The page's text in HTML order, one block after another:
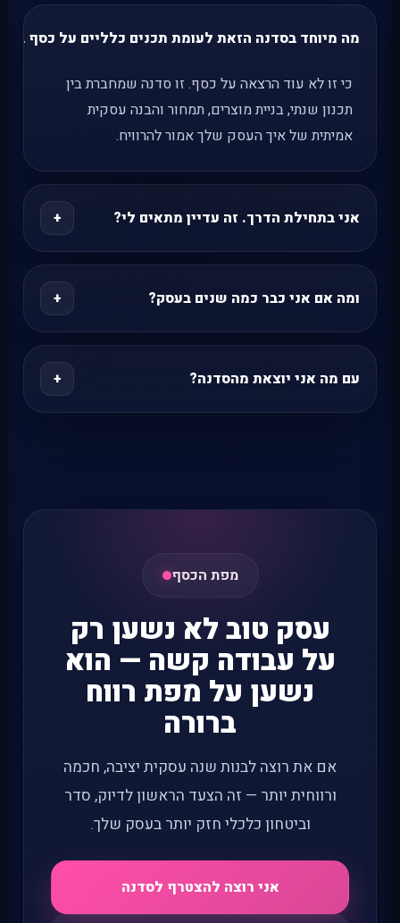
מה מיוחד בסדנה הזאת לעומת תכנים כלליים על כסף
כי זו לא עוד הרצאה על כסף. זו סדנה שמחברת בין
תכנון שנתי, בניית מוצרים, תמחור והבנה עסקית
אמיתית של איך העסק שלך אמור להרוויח.
אני בתחילת הדרך. זה עדיין מתאים לי? +
כן, כל עוד יש לך עסק או התחלה של עסק ואת רוצה
לבנות אותו בצורה חכמה מהבסיס, במקום לגדול לתוך
ומה אם אני כבר כמה שנים בעסק? +
מעולה. דווקא אז הסדנה יכולה לעזור לך לעצור, לדייק
מוצרים, לתקן תמחור, ולבנות מבנה רווח בריא יותר
עם מה אני יוצאת מהסדנה? +
מפת הכסף
עסק טוב לא נשען רק
על עבודה קשה — הוא
נשען על מפת רווח
ברורה
אם את רוצה לבנות שנה עסקית יציבה, חכמה
ורווחית יותר — זה הצעד הראשון לדיוק, סדר
וביטחון כלכלי חזק יותר בעסק שלך.
אני רוצה להצטרף לסדנה